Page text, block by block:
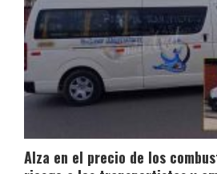
Alza en el precio de los